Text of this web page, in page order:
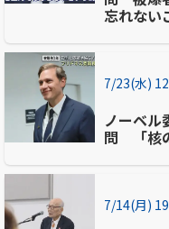
忘れない
7/23(水)
ノーベル
問 「核
7/14(月)